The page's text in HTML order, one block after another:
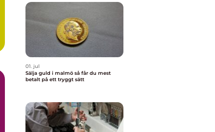
01. jul
Sälja guld i malmö så får du mest
betalt på ett tryggt sätt